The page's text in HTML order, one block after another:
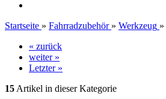
Startseite » Fahrradzubehör » Werkzeug »
« zurück
weiter »
Letzter »
15 Artikel in dieser Kategorie